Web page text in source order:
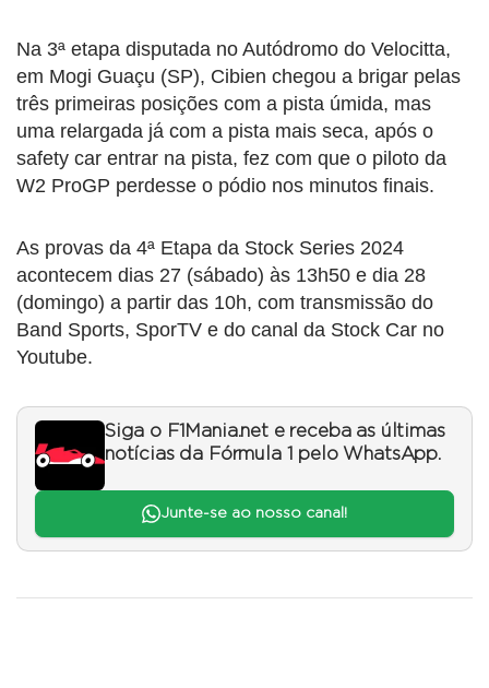
Na 3ª etapa disputada no Autódromo do Velocitta,
em Mogi Guaçu (SP), Cibien chegou a brigar pelas
três primeiras posições com a pista úmida, mas
uma relargada já com a pista mais seca, após o
safety car entrar na pista, fez com que o piloto da
W2 ProGP perdesse o pódio nos minutos finais.
As provas da 4ª Etapa da Stock Series 2024
acontecem dias 27 (sábado) às 13h50 e dia 28
(domingo) a partir das 10h, com transmissão do
Band Sports, SporTV e do canal da Stock Car no
Youtube.
Siga o F1Mania.net e receba as últimas
notícias da Fórmula 1 pelo WhatsApp.
Junte-se ao nosso canal!